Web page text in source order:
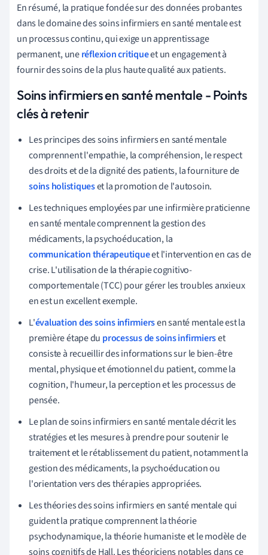
En résumé, la pratique fondée sur des données probantes
dans le domaine des soins infirmiers en santé mentale est
un processus continu, qui exige un apprentissage
permanent, uneréflexion critiqueet un engagement à
fournir des soins de la plus haute qualité aux patients.
Soins infirmiers en santé mentale - Points
clés à retenir
Les principes des soins infirmiers en santé mentale
comprennent l'empathie, la compréhension, le respect
des droits et de la dignité des patients, la fourniture de
soins holistiqueset la promotion de l'autosoin.
Les techniques employées par une infirmière praticienne
en santé mentale comprennent la gestion des
médicaments, la psychoéducation, la
communication thérapeutiqueet l'intervention en cas de
crise. L'utilisation de la thérapie cognitivo-
comportementale (TCC) pour gérer les troubles anxieux
en est un excellent exemple.
L'évaluation des soins infirmiersen santé mentale est la
première étape du processus de soins infirmierset
consiste à recueillir des informations sur le bien-être
mental, physique et émotionnel du patient, comme la
cognition, l'humeur, la perception et les processus de
pensée.
Le plan de soins infirmiers en santé mentale décrit les
stratégies et les mesures à prendre pour soutenir le
traitement et le rétablissement du patient, notamment la
gestion des médicaments, la psychoéducation ou
l'orientation vers des thérapies appropriées.
Les théories des soins infirmiers en santé mentale qui
guident la pratique comprennent la théorie
psychodynamique, la théorie humaniste et le modèle de
soins cognitifs de Hall. Les théoriciens notables dans ce